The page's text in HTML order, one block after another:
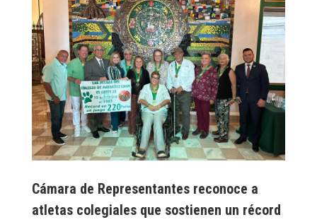
Cámara de Representantes reconoce a
atletas colegiales que sostienen un récord